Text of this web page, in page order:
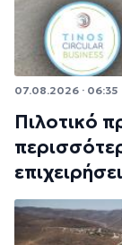
07.08.2026 · 06:35
Πιλοτικό